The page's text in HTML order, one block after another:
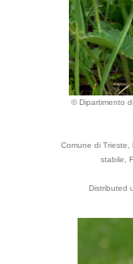
© Dipartimento
Comune di Trieste,
stabile,
Distributed